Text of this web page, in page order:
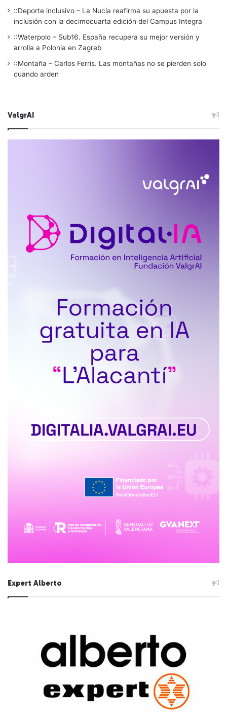
::Deporte inclusivo – La Nucía reafirma su apuesta por la
inclusión con la decimocuarta edición del Campus Integra
::Waterpolo – Sub16. España recupera su mejor versión y
arrolla a Polonia en Zagreb
::Montaña – Carlos Ferris. Las montañas no se pierden solo
cuando arden
ValgrAI
Expert Alberto